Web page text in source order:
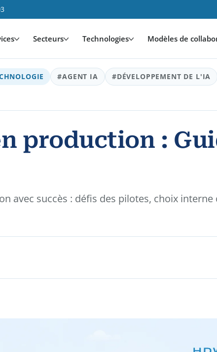
Secteurs Technologies Modèles de
#AGENT IA #DÉVELOPPEMENT DE L'IA
production :
avec succès : défis des pilotes, choix